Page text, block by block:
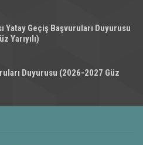
Yatay Geçiş Başvuruları Duyurusu
Yarıyılı)
Duyurusu (2026-2027 Güz